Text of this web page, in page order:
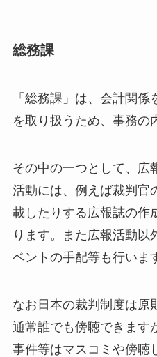
総務課
「総務課」は、会計関
を取り扱うため、事務の
その中の一つとして、広
活動には、例えば裁判官
載したりする広報誌の作
ります。また広報活動以
ベントの手配等も行いま
なお日本の裁判制度は原
通常誰でも傍聴できます
事件等はマスコミや傍聴